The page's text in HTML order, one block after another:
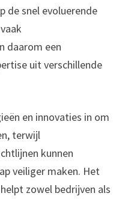
de snel evoluerende
daarom een
uit verschillende
en innovaties in om
terwijl
kunnen
veiliger maken. Het
zowel bedrijven als